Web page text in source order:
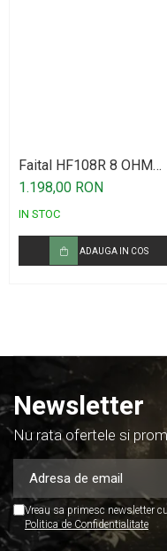
Faital HF108R 8 OHM
Driver
1.198,00 RON
IN STOC
ADAUGA IN COS
Newsletter
Nu rata ofertele si
Vreau sa primesc newsletter
Politica de Confidentialitate